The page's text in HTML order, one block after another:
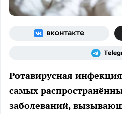
Ротавирусная
самых
заболеваний,